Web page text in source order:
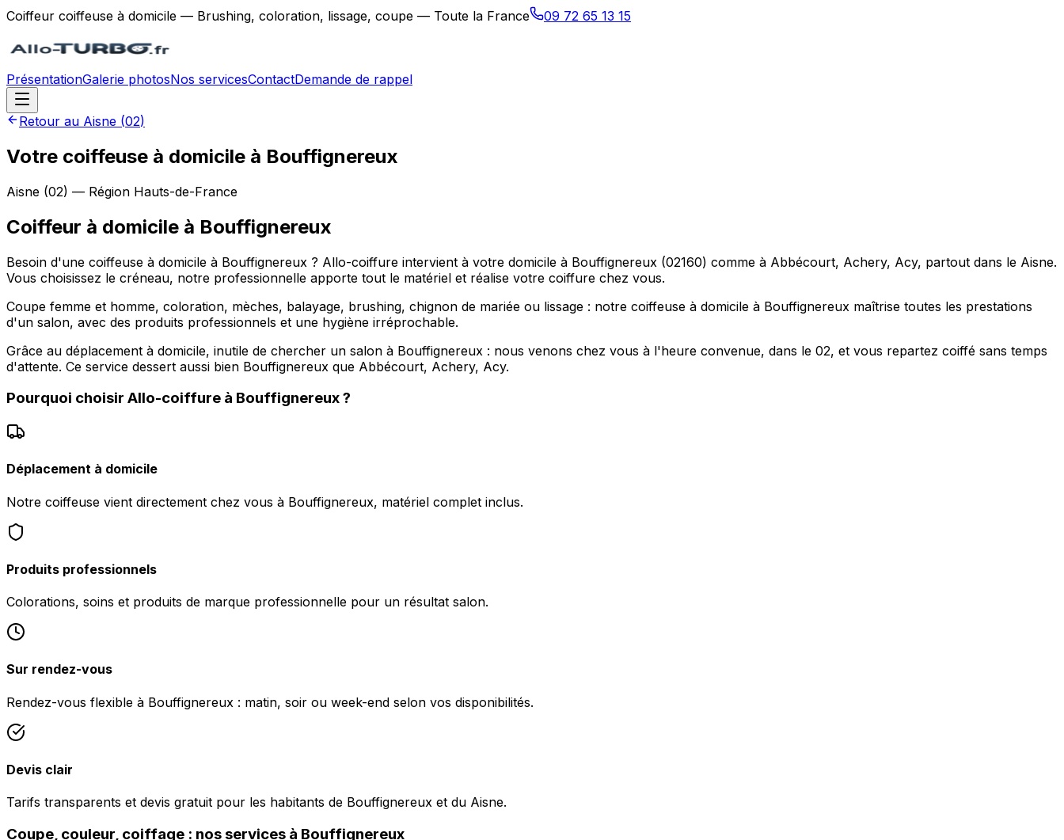
Coiffeur coiffeuse à domicile — Brushing, coloration, lissage, coupe — Toute la France 09 72 65 13 15
PrésentationGalerie photosNos servicesContactDemande de rappel
Retour au Aisne (02)
Votre coiffeuse à domicile à Bouffignereux
Aisne (02) — Région Hauts-de-France
Coiffeur à domicile à Bouffignereux
Besoin d'une coiffeuse à domicile à Bouffignereux ? Allo-coiffure intervient à votre domicile à Bouffignereux (02160) comme à Abbécourt, Achery, Acy, partout dans le Aisne.
Vous choisissez le créneau, notre professionnelle apporte tout le matériel et réalise votre coiffure chez vous.
Coupe femme et homme, coloration, mèches, balayage, brushing, chignon de mariée ou lissage : notre coiffeuse à domicile à Bouffignereux maîtrise toutes les prestations
d'un salon, avec des produits professionnels et une hygiène irréprochable.
Grâce au déplacement à domicile, inutile de chercher un salon à Bouffignereux : nous venons chez vous à l'heure convenue, dans le 02, et vous repartez coiffé sans temps
d'attente. Ce service dessert aussi bien Bouffignereux que Abbécourt, Achery, Acy.
Pourquoi choisir Allo-coiffure à Bouffignereux?
Déplacement à domicile
Notre coiffeuse vient directement chez vous à Bouffignereux, matériel complet inclus.
Produits professionnels
Colorations, soins et produits de marque professionnelle pour un résultat salon.
Sur rendez-vous
Rendez-vous flexible à Bouffignereux : matin, soir ou week-end selon vos disponibilités.
Devis clair
Tarifs transparents et devis gratuit pour les habitants de Bouffignereux et du Aisne.
Coupe, couleur, coiffage : nos services à Bouffignereux